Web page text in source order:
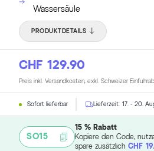
Wassersäule
PRODUKTDETAILS
CHF 129.90
Preis inkl. Versandkosten, exkl. Schweizer
Sofort lieferbar Lieferzeit: 17. - 20.
SO15
15 % Rabatt
Kopiere den Code,
spare zusätzlich CHF